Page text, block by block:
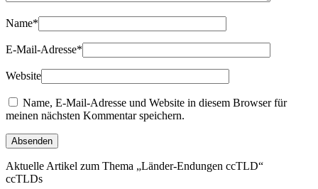
Name*
E-Mail-Adresse*
Website
Name, E-Mail-Adresse und Website in diesem Browser für
meinen nächsten Kommentar speichern.
Aktuelle Artikel zum Thema „Länder-Endungen ccTLD“
ccTLDs